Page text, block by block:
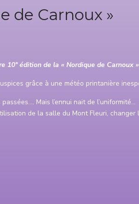
de Carnoux »
10° édition de la « Nordique de Carnoux
grâce à une météo printanière
Mais l’ennui nait de
de la salle du Mont Fleuri,